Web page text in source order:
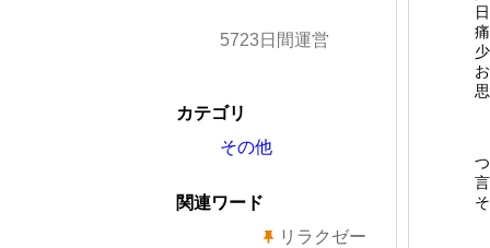
5723日間運営
カテゴリ
その他
関連ワード
リラクゼー